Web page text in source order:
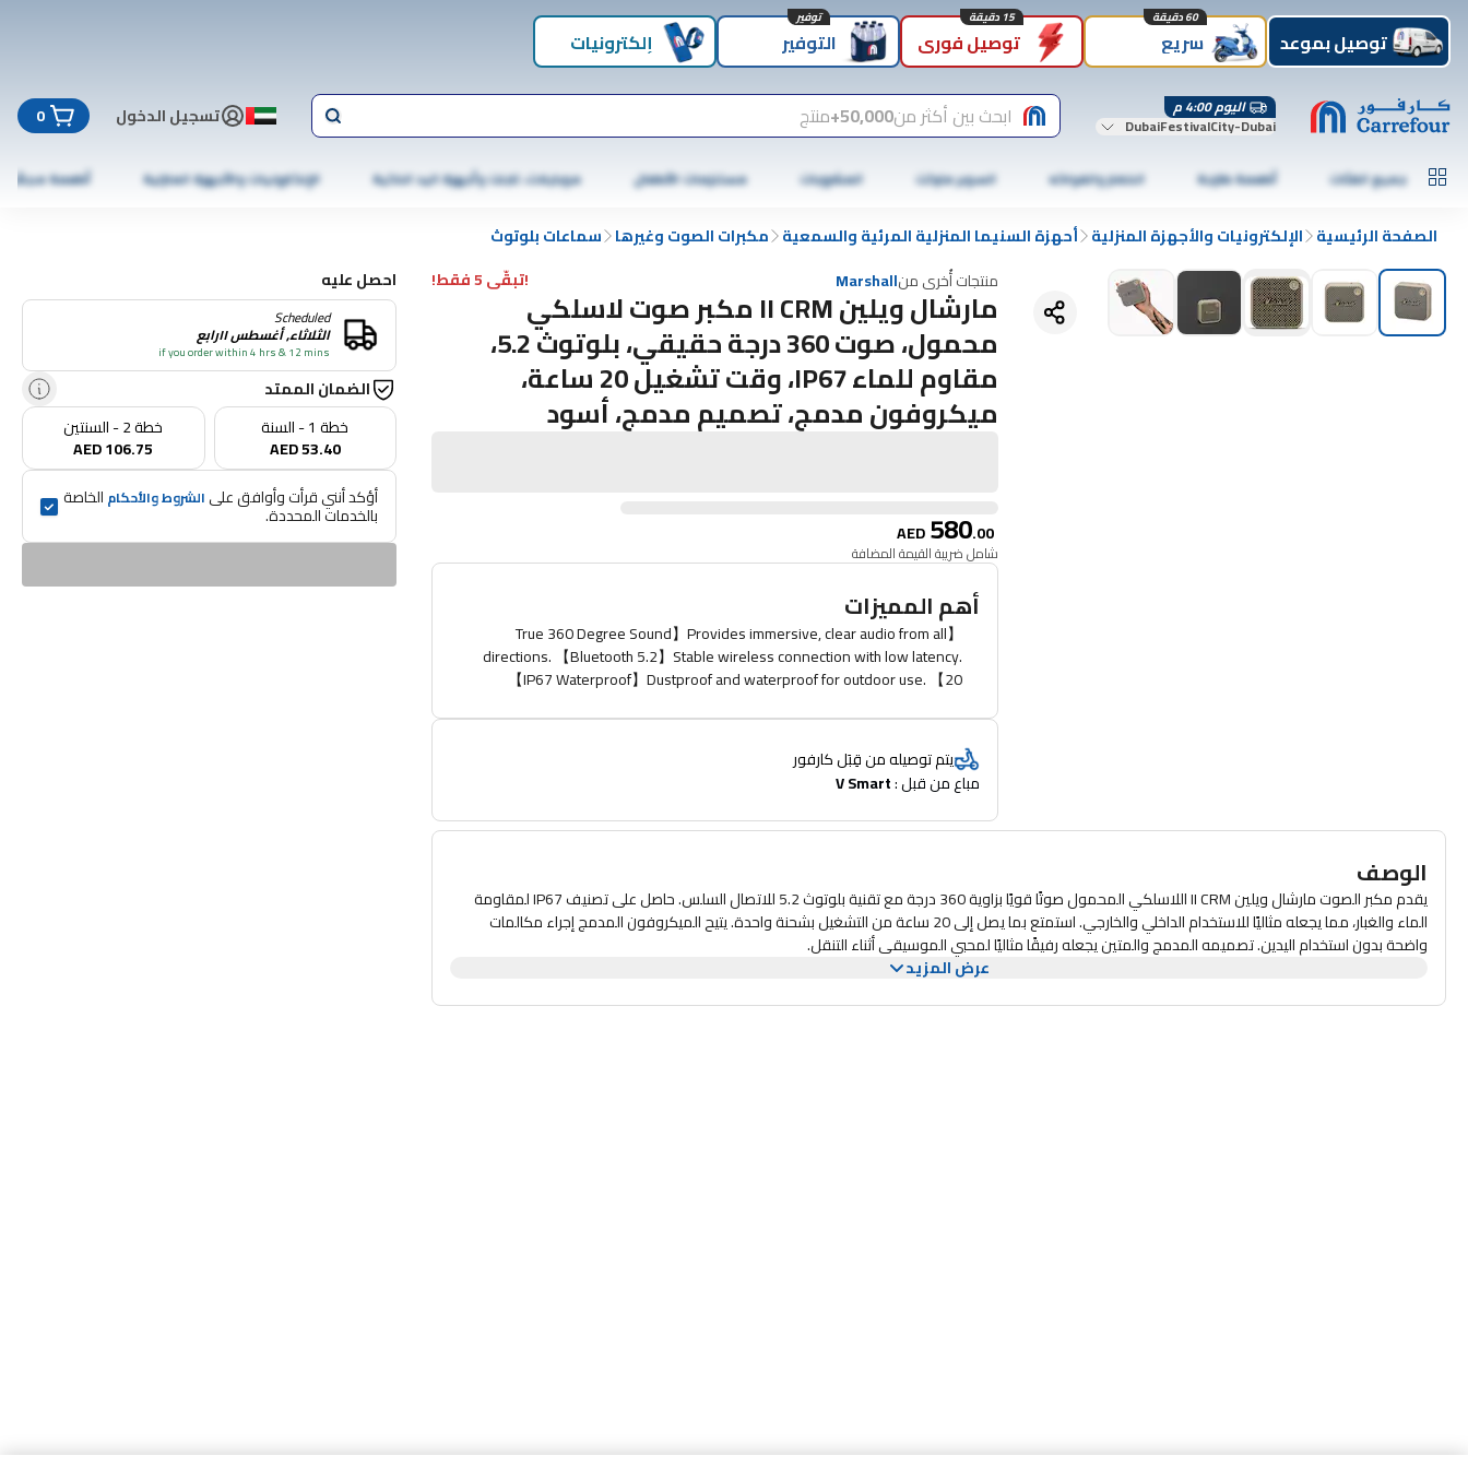
توصيل بموعد سريع
60 دقيقة
توصيل فوري
15 دقيقة
التوفير
توفير
إلكترونيات
اليوم 4:00 م
DubaiFestivalCity-Dubai ابحث بين أكثر من50,000+ منتج تسجيل الدخول 0
جميع الفئات أطعمة طازجة الخضار والفواكه السوبر ماركت المشروبات مستلزمات الأطفال موبايلات، تابلت وأجهزة اليد الذكية الإلكترونيات والأجهزة المنزلية أطعمة مجمّدة
الصفحة الرئيسية الإلكترونيات والأجهزة المنزلية أحهزة السنيما المنزلية المرئية والسمعية مكبرات الصوت وغيرها سماعات بلوتوث
منتجات أُخرى منMarshall !تبقّى 5 فقط!
مارشال ويلين II CRM مكبر صوت لاسلكي
محمول، صوت 360 درجة حقيقي، بلوتوث 5.2،
مقاوم للماء IP67، وقت تشغيل 20 ساعة،
ميكروفون مدمج، تصميم مدمج، أسود
AED580.00
شامل ضريبة القيمة المضافة
أهم المميزات
【True 360 Degree Sound】Provides immersive, clear audio from all
directions. 【Bluetooth 5.2】Stable wireless connection with low latency.
【IP67 Waterproof】Dustproof and waterproof for outdoor use. 【20
【Built-In Microphone】Hands-free calling capability. 【Compact &
Portable】Easy to carry and store. 【Durable Design】Robust build for
everyday use.
يتم توصيله من قِبَل كارفور
مباع من قبل : V Smart
احصل عليه
Scheduled
الثلاثاء, أغسطس ١١رابع
if you order within 4 hrs & 12 mins
الضمان الممتد
خطة 1 - السنة
AED 53.40
خطة 2 - السنتين
AED 106.75
أؤكد أنني قرأت وأوافق على الشروط والأحكام الخاصة
بالخدمات المحددة.
الوصف
يقدم مكبر الصوت مارشال ويلين II CRM اللاسلكي المحمول صوتًا قويًا بزاوية 360 درجة مع تقنية بلوتوث 5.2 للاتصال السلس. حاصل على تصنيف IP67 لمقاومة
الماء والغبار، مما يجعله مثاليًا للاستخدام الداخلي والخارجي. استمتع بما يصل إلى 20 ساعة من التشغيل بشحنة واحدة. يتيح الميكروفون المدمج إجراء مكالمات
واضحة بدون استخدام اليدين. تصميمه المدمج والمتين يجعله رفيقًا مثاليًا لمحبي الموسيقى أثناء التنقل.
عرض المزيد